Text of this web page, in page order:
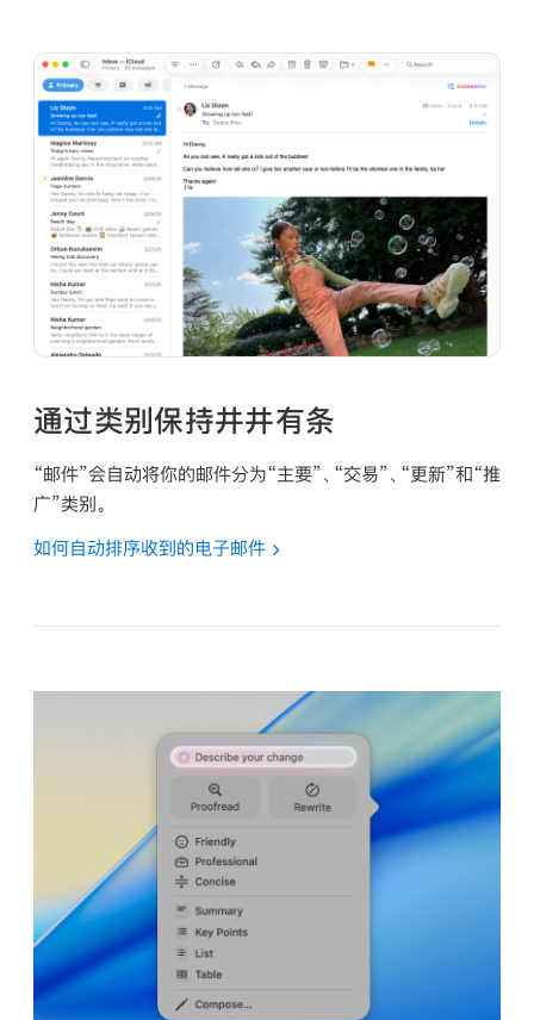
通过类别保持井井有条
“邮件”会自动将你的邮件分为“主要”、“交易”、“更新”和“推
广”类别。
如何自动排序收到的电子邮件